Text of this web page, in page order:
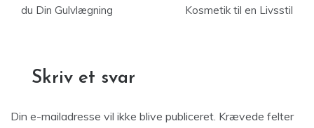
du Din Gulvlægning
Kosmetik til en Livsstil
Skriv et svar
Din e-mailadresse vil ikke blive publiceret. Krævede felter